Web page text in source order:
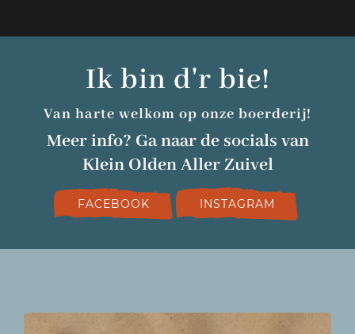
Ik bin d'r bie!
Van harte welkom op onze boerderij!
Meer info? Ga naar de socials van
Klein Olden Aller Zuivel
FACEBOOK INSTAGRAM